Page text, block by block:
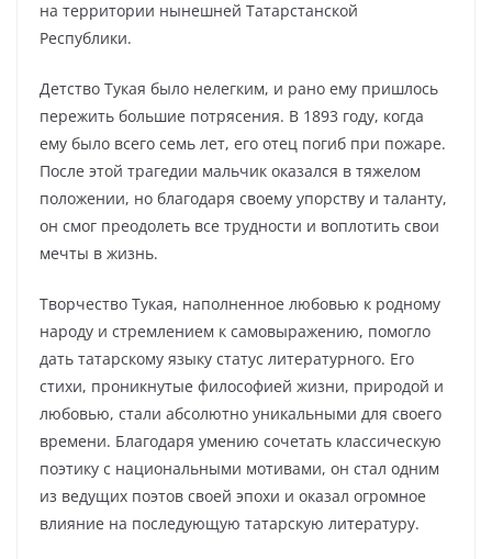
на территории нынешней Татарстанской
Республики.
Детство Тукая было нелегким, и рано ему пришлось
пережить большие потрясения. В 1893 году, когда
ему было всего семь лет, его отец погиб при пожаре.
После этой трагедии мальчик оказался в тяжелом
положении, но благодаря своему упорству и таланту,
он смог преодолеть все трудности и воплотить свои
мечты в жизнь.
Творчество Тукая, наполненное любовью к родному
народу и стремлением к самовыражению, помогло
дать татарскому языку статус литературного. Его
стихи, проникнутые философией жизни, природой и
любовью, стали абсолютно уникальными для своего
времени. Благодаря умению сочетать классическую
поэтику с национальными мотивами, он стал одним
из ведущих поэтов своей эпохи и оказал огромное
влияние на последующую татарскую литературу.